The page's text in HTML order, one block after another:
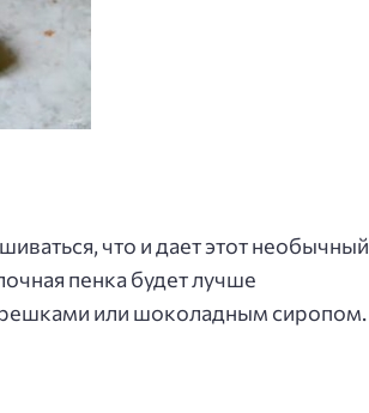
что и дает этот необычный
пенка будет лучше
или шоколадным сиропом.